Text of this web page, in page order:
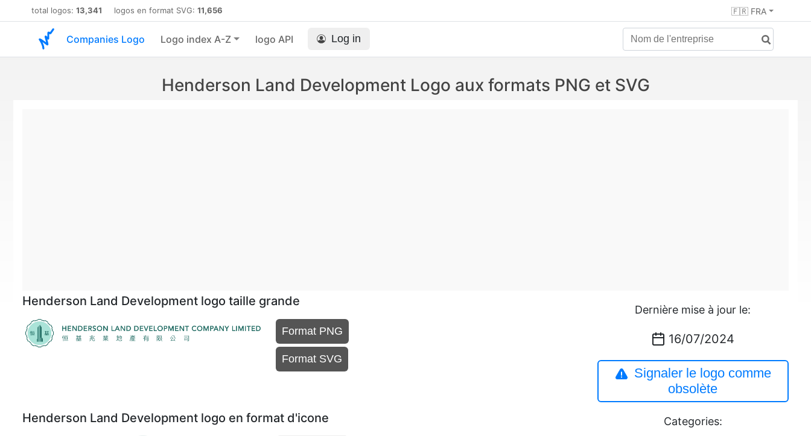
total logos: 13,341 logos en format SVG: 11,656 🇫🇷 FRA
Companies Logo Logo index A-Z logo API Log in
Henderson Land Development Logo aux formats PNG et SVG
Henderson Land Development logo taille grande
Format PNG
Format SVG
Henderson Land Development logo en format d'icone
Dernière mise à jour le:
16/07/2024
Signaler le logo comme
obsolète
Categories: